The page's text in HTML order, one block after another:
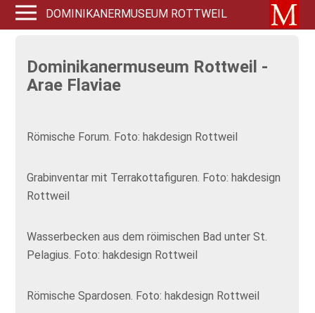
DOMINIKANERMUSEUM ROTTWEIL
Dominikanermuseum Rottweil -
Arae Flaviae
Römische Forum. Foto: hakdesign Rottweil
Grabinventar mit Terrakottafiguren. Foto: hakdesign
Rottweil
Wasserbecken aus dem röimischen Bad unter St.
Pelagius. Foto: hakdesign Rottweil
Römische Spardosen. Foto: hakdesign Rottweil